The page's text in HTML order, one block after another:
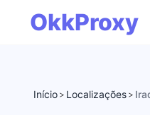
OkkProxy
Início > Localizações >